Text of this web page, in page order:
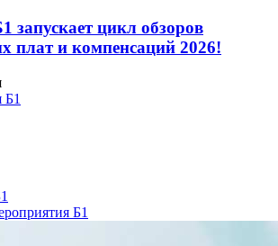
запускает цикл обзоров
плат и компенсаций 2026!
Б1
Б1